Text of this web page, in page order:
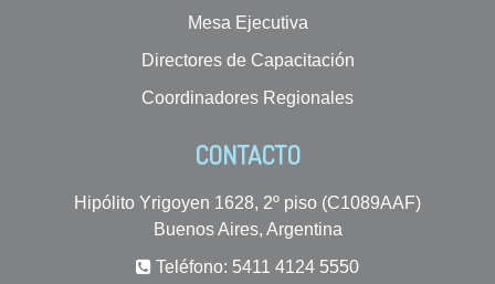
Mesa Ejecutiva
Directores de Capacitación
Coordinadores Regionales
CONTACTO
Hipólito Yrigoyen 1628, 2º piso (C1089AAF)
Buenos Aires, Argentina
Teléfono: 5411 4124 5550